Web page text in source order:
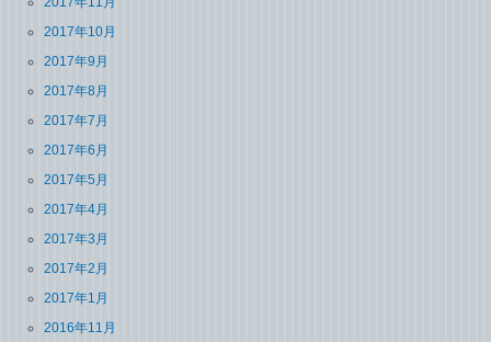
2017年10月
2017年9月
2017年8月
2017年7月
2017年6月
2017年5月
2017年4月
2017年3月
2017年2月
2017年1月
2016年11月